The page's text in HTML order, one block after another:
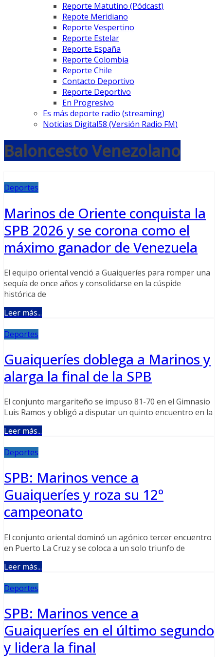
Reporte Matutino (Pódcast)
Repote Meridiano
Reporte Vespertino
Reporte Estelar
Reporte España
Reporte Colombia
Reporte Chile
Contacto Deportivo
Reporte Deportivo
En Progresivo
Es más deporte radio (streaming)
Noticias Digital58 (Versión Radio FM)
Baloncesto Venezolano
Deportes
Marinos de Oriente conquista la
SPB 2026 y se corona como el
máximo ganador de Venezuela
El equipo oriental venció a Guaiqueríes para romper una
sequía de once años y consolidarse en la cúspide
histórica de
Leer más...
Deportes
Guaiqueríes doblega a Marinos y
alarga la final de la SPB
El conjunto margariteño se impuso 81-70 en el Gimnasio
Luis Ramos y obligó a disputar un quinto encuentro en la
Leer más...
Deportes
SPB: Marinos vence a
Guaiqueríes y roza su 12º
campeonato
El conjunto oriental dominó un agónico tercer encuentro
en Puerto La Cruz y se coloca a un solo triunfo de
Leer más...
Deportes
SPB: Marinos vence a
Guaiqueríes en el último segundo
y lidera la final